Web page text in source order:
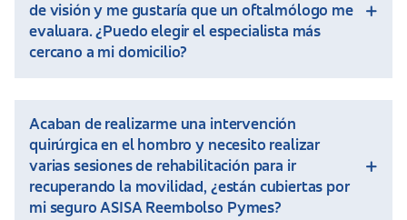
de visión y me gustaría que un oftalmólogo me
evaluara. ¿Puedo elegir el especialista más
cercano a mi domicilio?
Sí, con ASISA Reembolso Pymes tienes a tu disposición
un cuadro médico de hasta 50.000 profesionales
sanitarios a libre elección. Por lo tanto, podrás elegir la
clínica de oftalmología concertada más cercana a tu
domicilio o escoger cualquier otra entre todas las
disponibles. Para que siempre puedas escoger una
Acaban de realizarme una intervención
quirúrgica en el hombro y necesito realizar
varias sesiones de rehabilitación para ir
recuperando la movilidad, ¿están cubiertas por
mi seguro ASISA Reembolso Pymes?